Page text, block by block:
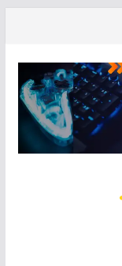
contenido